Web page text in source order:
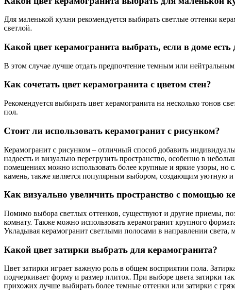
Для маленькой кухни рекомендуется выбирать светлые оттенки
светлой.
Какой цвет керамогранита выбрать, если в доме
В этом случае лучше отдать предпочтение темным или
Как сочетать цвет керамогранита с цветом стен?
Рекомендуется выбирать цвет керамогранита на несколько тонов
пол.
Стоит ли использовать керамогранит с рисунком?
Керамогранит с рисунком – отличный способ добавить
надоесть и визуально перегрузить пространство, особенно в
помещениях можно использовать более крупные и яркие узоры, но
камень, также является популярным выбором, создающим уютную и
Как визуально увеличить пространство с помощью
Помимо выбора светлых оттенков, существуют и другие приемы,
комнату. Также можно использовать керамогранит крупного
Укладывая керамогранит светлыми полосами в направлении
Какой цвет затирки выбрать для керамогранита?
Цвет затирки играет важную роль в общем восприятии пола.
подчеркивает форму и размер плиток. При выборе цвета затирки
прихожих лучше выбирать более темные оттенки или затирки с